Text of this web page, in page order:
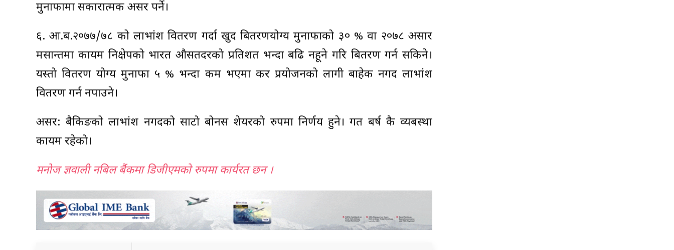
मुनाफामा सकारात्मक असर पर्ने।
६. आ.ब.२०७७/७८ को लाभांश वितरण गर्दा खुद बितरणयोग्य मुनाफाको ३० % वा २०७८ असार
मसान्तमा कायम निक्षेपको भारत औसतदरको प्रतिशत भन्दा बढि नहूने गरि बितरण गर्न सकिने।
यस्तो वितरण योग्य मुनाफा ५ % भन्दा कम भएमा कर प्रयोजनको लागी बाहेक नगद लाभांश
वितरण गर्न नपाउने।
असर: बैकिङको लाभांश नगदको साटो बोनस शेयरको रुपमा निर्णय हुने। गत बर्ष कै व्यबस्था
कायम रहेको।
मनोज ज्ञवाली नबिल बैंकमा डिजीएमको रुपमा कार्यरत छन ।